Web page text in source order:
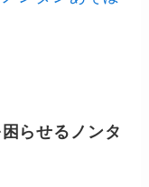
らせるノンタ